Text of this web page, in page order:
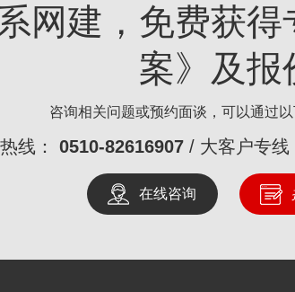
网建，免费获得
案》及报
咨询相关问题或预约面谈，可以通过
线： 0510-82616907 / 大客户专线
在线咨询